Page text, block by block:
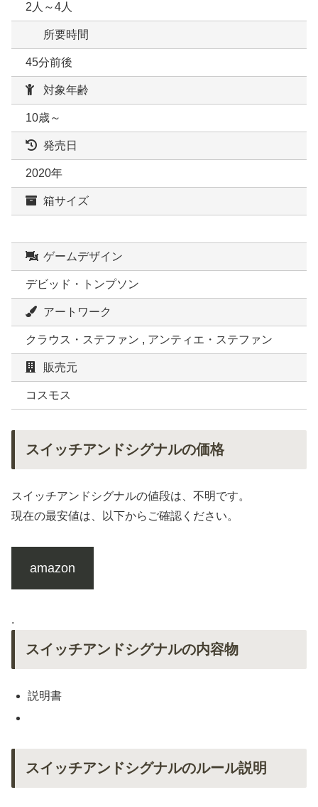
2人～4人
所要時間
45分前後
対象年齢
10歳～
発売日
2020年
箱サイズ
ゲームデザイン
デビッド・トンプソン
アートワーク
クラウス・ステファン , アンティエ・ステファン
販売元
コスモス
スイッチアンドシグナルの価格
スイッチアンドシグナルの値段は、不明です。
現在の最安値は、以下からご確認ください。
amazon
.
スイッチアンドシグナルの内容物
説明書
スイッチアンドシグナルのルール説明